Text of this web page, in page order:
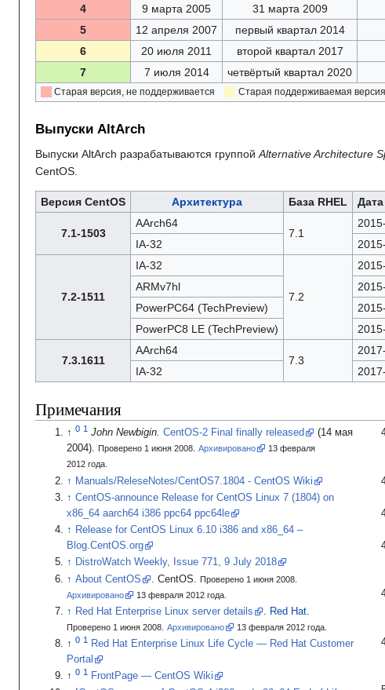
4
9 марта 2005 31 марта 2009
5
12 апреля 2007 первый квартал 2014
6
20 июля 2011 второй квартал 2017
7
7 июля 2014 четвёртый квартал 2020
Старая версия, не поддерживается Старая поддерживаемая версия
Выпуски AltArch
Выпуски AltArch разрабатываются группойAlternative Architecture
CentOS.
Версия CentOS Архитектура База RHEL
7.1-1503
AArch64
7.1
IA-32
7.2-1511
IA-32
7.2
ARMv7hl
PowerPC64 (TechPreview)
PowerPC8 LE (TechPreview)
7.3.1611
AArch64
7.3
IA-32
Примечания
John Newbigin. CentOS-2 Final finally released (14 мая
2004). Проверено 1 июня 2008. Архивировано 13 февраля
2012 года.
Manuals/ReleseNotes/CentOS7.1804 - CentOS Wiki
CentOS-announce Release for CentOS Linux 7 (1804) on
x86_64 aarch64 i386 ppc64 ppc64le
Release for CentOS Linux 6.10 i386 and x86_64 –
Blog.CentOS.org
DistroWatch Weekly, Issue 771, 9 July 2018
About CentOS
CentOS.
Проверено 1 июня 2008.
Архивировано
13 февраля 2012 года.
Red Hat Enterprise Linux server details . Red Hat.
Проверено 1 июня 2008. Архивировано 13 февраля 2012 года.
Red Hat Enterprise Linux Life Cycle — Red Hat Customer
Portal
FrontPage — CentOS Wiki